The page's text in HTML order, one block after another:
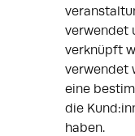
verwendet
verknüpft
verwendet
eine
die
haben.